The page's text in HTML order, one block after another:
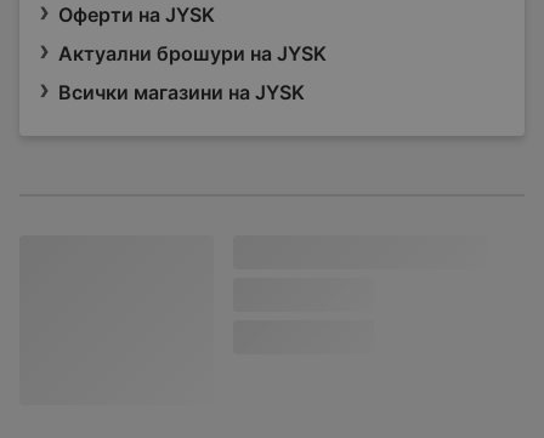
Оферти на JYSK
Актуални брошури на JYSK
Всички магазини на JYSK